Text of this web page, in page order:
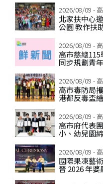
2026/08/09 -
北家扶中心
公園 教作扶
2026/08/09 -
高市慈總
同步規劃青
2026/08/09 -
高市毒防局
港都反毒盃
2026/08/09 -
高市府代表
小、幼兒園
2026/08/09 -
國際果凍藝
晉 2026 年